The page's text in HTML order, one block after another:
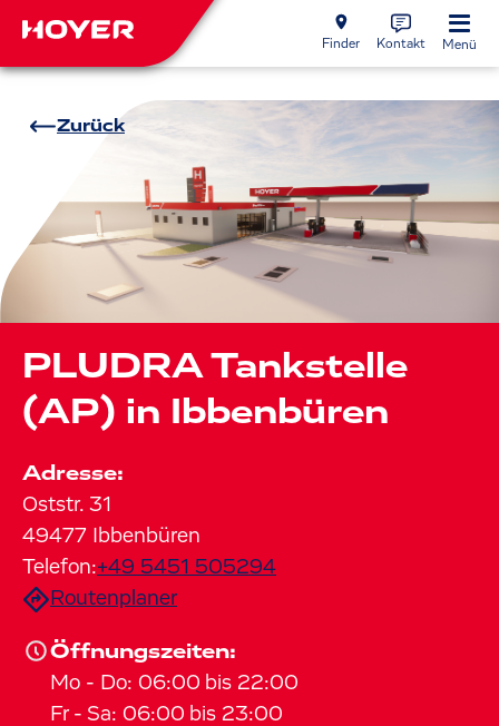
Finder Kontakt Menü
Zurück
PLUDRA Tankstelle
(AP) in Ibbenbüren
Adresse:
Oststr. 31
49477
Ibbenbüren
Telefon:+49 5451 505294
Routenplaner
Öffnungszeiten:
Mo - Do: 06:00 bis 22:00
Fr- Sa: 06:00 bis 23:00